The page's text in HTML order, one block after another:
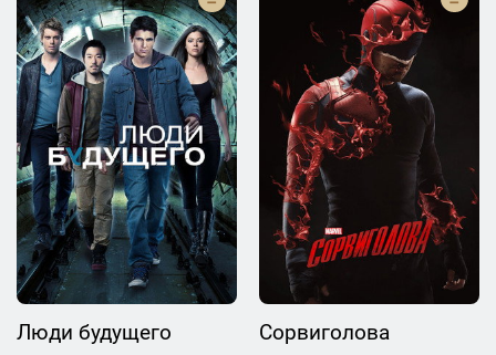
Люди будущего Сорвиголова